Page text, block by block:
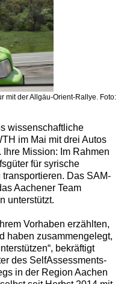
mit der Allgäu-Orient-Rallye. Foto:
wissenschaftliche
im Mai mit drei Autos
Mission: Im Rahmen
für syrische
Das SAM-
Aachener Team
unterstützt.
Vorhaben erzählten,
haben zusammengelegt,
bekräftigt
des SelfAssessments-
in der Region Aachen